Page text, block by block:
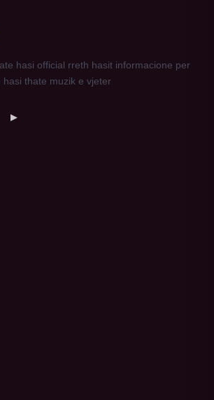
hasi official rreth hasit informacione per
hasi thate muzik e vjeter
▶